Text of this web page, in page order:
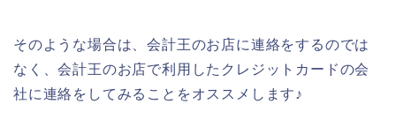
そのような場合は、会計王のお店に連絡をするのでは
なく、会計王のお店で利用したクレジットカードの会
社に連絡をしてみることをオススメします♪